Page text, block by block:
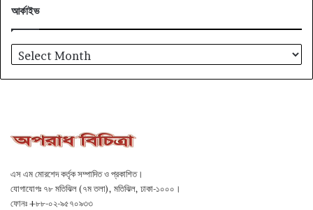
আর্কাইভ
আর্কাইভ
এস এম মোরশেদ কর্তৃক সম্পাদিত ও প্রকাশিত।
যোগাযোগঃ ৭৮ মতিঝিল (৭ম তলা), মতিঝিল, ঢাকা-১০০০।
ফোনঃ +৮৮-০২-৯৫৭০৯৩৩